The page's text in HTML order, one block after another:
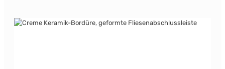
Bildergalerie überspringen